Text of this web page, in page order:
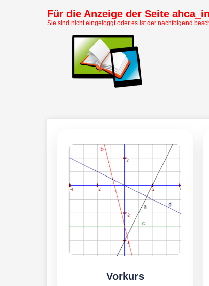
Für die Anzeige der Seite
Sie sind nicht eingeloggt oder es ist der nachfolgend
Vorkurs